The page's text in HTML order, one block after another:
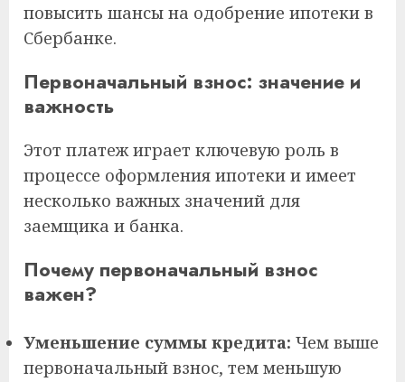
повысить шансы на одобрение ипотеки в
Сбербанке.
Первоначальный взнос: значение и
важность
Этот платеж играет ключевую роль в
процессе оформления ипотеки и имеет
несколько важных значений для
заемщика и банка.
Почему первоначальный взнос
важен?
Уменьшение суммы кредита: Чем выше
первоначальный взнос, тем меньшую